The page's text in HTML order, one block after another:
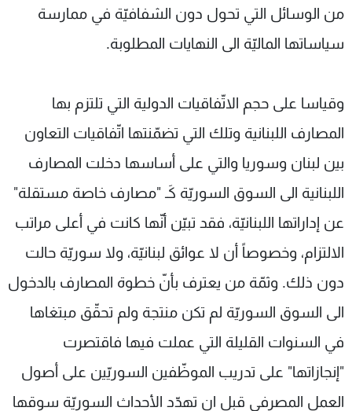
من الوسائل التي تحول دون الشفافيّة في ممارسة
سياساتها الماليّة الى النهايات المطلوبة.
وقياسا على حجم الاتّفاقيات الدولية التي تلتزم بها
المصارف اللبنانية وتلك التي تضمّنتها اتّفاقيات التعاون
بين لبنان وسوريا والتي على أساسها دخلت المصارف
اللبنانية الى السوق السوريّة كَـ "مصارف خاصة مستقلة"
عن إداراتها اللبنانيّة، فقد تبيّن أنّها كانت في أعلى مراتب
الالتزام، وخصوصاً أن لا عوائق لبنانيّة، ولا سوريّة حالت
دون ذلك. وثمّة من يعترف بأنّ خطوة المصارف بالدخول
الى السوق السوريّة لم تكن منتجة ولم تحقّق مبتغاها
في السنوات القليلة التي عملت فيها فاقتصرت
"إنجازاتها" على تدريب الموظّفين السوريّين على أصول
العمل المصرفي قبل ان تهدّد الأحداث السوريّة سوقها